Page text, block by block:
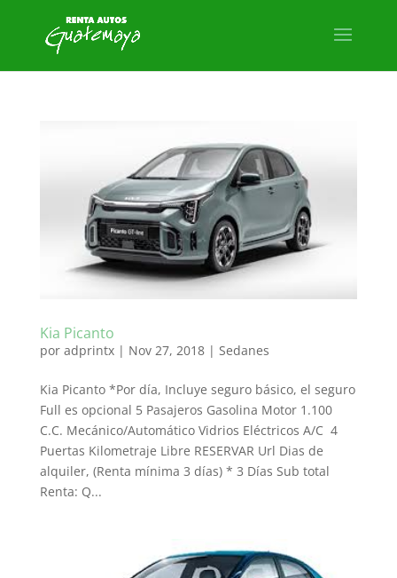
Kia Picanto
por adprintx| Nov 27, 2018| Sedanes
Kia Picanto *Por día, Incluye seguro básico, el seguro
Full es opcional 5 Pasajeros Gasolina Motor 1.100
C.C. Mecánico/Automático Vidrios Eléctricos A/C 4
Puertas Kilometraje Libre RESERVAR Url Dias de
alquiler, (Renta mínima 3 días) * 3 Días Sub total
Renta: Q...